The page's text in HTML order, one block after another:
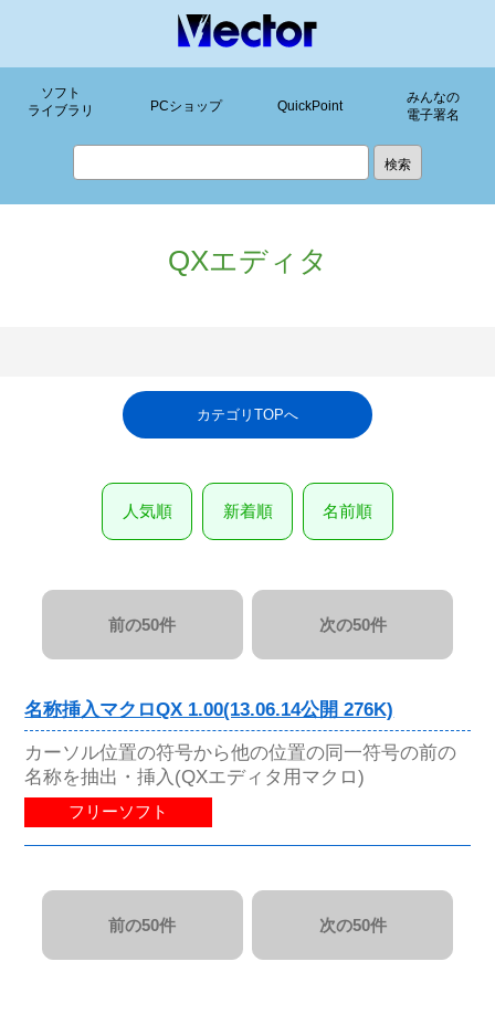
ソフト
ライブラリ
PCショップ QuickPoint
みんなの
電子署名
QXエディタ
カテゴリTOPへ
人気順 新着順 名前順
前の50件 次の50件
名称挿入マクロQX 1.00(13.06.14公開 276K)
カーソル位置の符号から他の位置の同一符号の前の
名称を抽出・挿入(QXエディタ用マクロ)
フリーソフト
前の50件 次の50件